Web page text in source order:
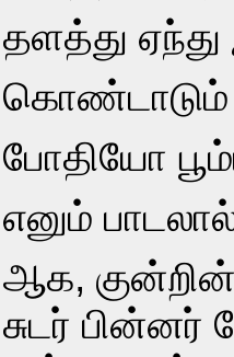
தளத்து
கொண்டாடும்
போதியோ
எனும்
ஆக, குன்றின்
சுடர் பின்னர்